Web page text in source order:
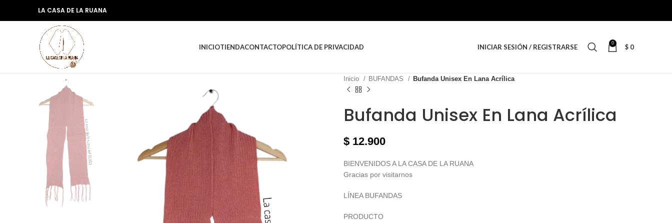
LA CASA DE LA RUANA
INICIOTIENDACONTACTOPOLÍTICA DE PRIVACIDAD INICIAR SESIÓN / REGISTRARSE 0 $ 0
Inicio BUFANDAS Bufanda Unisex En Lana Acrílica
Bufanda Unisex En Lana Acrílica
$ 12.900
BIENVENIDOS A LA CASA DE LA RUANA
Gracias por visitarnos
LÍNEA BUFANDAS
PRODUCTO